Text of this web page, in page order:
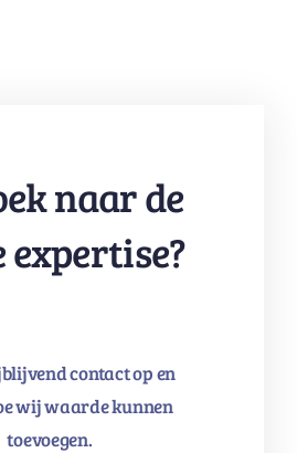
naar de
expertise?
contact op en
wij waarde kunnen
toevoegen.